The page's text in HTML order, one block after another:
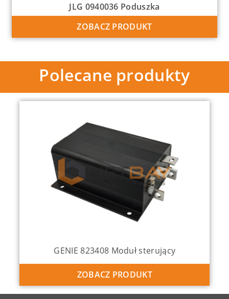
JLG 0940036 Poduszka
ZOBACZ PRODUKT
Polecane produkty
GENIE 823408 Moduł sterujący
ZOBACZ PRODUKT